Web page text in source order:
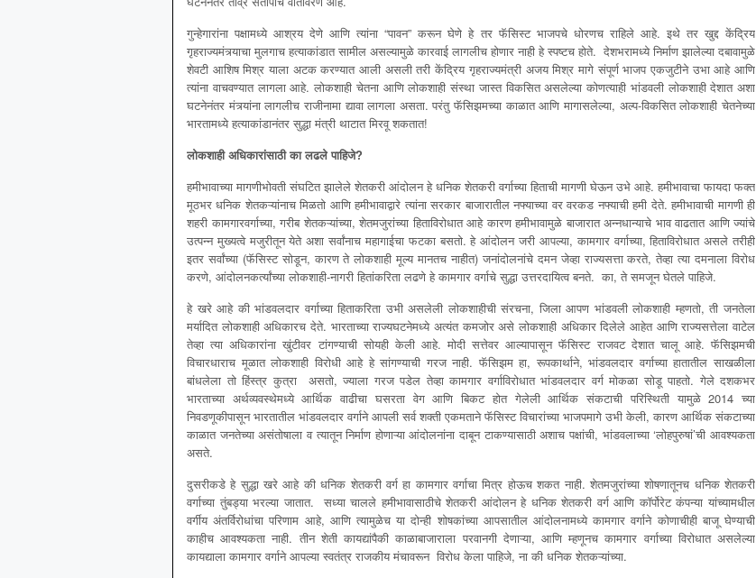
गुन्हेगारांना पक्षामध्ये आश्रय देणे आणि त्यांना “पावन” करून घेणे हे तर फॅसिस्ट भाजपचे धोरणच राहिले आहे. इथे तर खुद्द केंद्रिय
गृहराज्यमंत्र्याचा मुलगाच हत्याकांडात सामील असल्यामुळे कारवाई लागलीच होणार नाही हे स्पष्टच होते. देशभरामध्ये निर्माण झालेल्या दबावामुळे
शेवटी आशिष मिश्र याला अटक करण्यात आली असली तरी केंद्रिय गृहराज्यमंत्री अजय मिश्र मागे संपूर्ण भाजप एकजुटीने उभा आहे आणि
त्यांना वाचवण्यात लागला आहे. लोकशाही चेतना आणि लोकशाही संस्था जास्त विकसित असलेल्या कोणत्याही भांडवली लोकशाही देशात अशा
घटनेनंतर मंत्र्यांना लागलीच राजीनामा द्यावा लागला असता. परंतु फॅसिझमच्या काळात आणि मागासलेल्या, अल्प-विकसित लोकशाही चेतनेच्या
भारतामध्ये हत्याकांडानंतर सुद्धा मंत्री थाटात मिरवू शकतात!
लोकशाही अधिकारांसाठी का लढले पाहिजे?
हमीभावाच्या मागणीभोवती संघटित झालेले शेतकरी आंदोलन हे धनिक शेतकरी वर्गाच्या हिताची मागणी घेऊन उभे आहे. हमीभावाचा फायदा फक्त
मूठभर धनिक शेतकऱ्यांनाच मिळतो आणि हमीभावाद्वारे त्यांना सरकार बाजारातील नफ्याच्या वर वरकड नफ्याची हमी देते. हमीभावाची मागणी ही
शहरी कामगारवर्गाच्या, गरीब शेतकऱ्यांच्या, शेतमजुरांच्या हिताविरोधात आहे कारण हमीभावामुळे बाजारात अन्नधान्याचे भाव वाढतात आणि ज्यांचे
उत्पन्न मुख्यत्वे मजुरीतून येते अशा सर्वांनाच महागाईचा फटका बसतो. हे आंदोलन जरी आपल्या, कामगार वर्गाच्या, हिताविरोधात असले तरीही
इतर सर्वांच्या (फॅसिस्ट सोडून, कारण ते लोकशाही मूल्य मानतच नाहीत) जनांदोलनांचे दमन जेव्हा राज्यसत्ता करते, तेव्हा त्या दमनाला विरोध
करणे, आंदोलनकर्त्यांच्या लोकशाही-नागरी हितांकरिता लढणे हे कामगार वर्गाचे सुद्धा उत्तरदायित्व बनते. का, ते समजून घेतले पाहिजे.
हे खरे आहे की भांडवलदार वर्गाच्या हिताकरिता उभी असलेली लोकशाहीची संरचना, जिला आपण भांडवली लोकशाही म्हणतो, ती जनतेला
मर्यादित लोकशाही अधिकारच देते. भारताच्या राज्यघटनेमध्ये अत्यंत कमजोर असे लोकशाही अधिकार दिलेले आहेत आणि राज्यसत्तेला वाटेल
तेव्हा त्या अधिकारांना खुंटीवर टांगण्याची सोयही केली आहे. मोदी सत्तेवर आल्यापासून फॅसिस्ट राजवट देशात चालू आहे. फॅसिझमची
विचारधाराच मूळात लोकशाही विरोधी आहे हे सांगण्याची गरज नाही. फॅसिझम हा, रूपकार्थाने, भांडवलदार वर्गाच्या हातातील साखळीला
बांधलेला तो हिंस्त्र कुत्रा असतो, ज्याला गरज पडेल तेव्हा कामगार वर्गाविरोधात भांडवलदार वर्ग मोकळा सोडू पाहतो. गेले दशकभर
भारताच्या अर्थव्यवस्थेमध्ये आर्थिक वाढीचा घसरता वेग आणि बिकट होत गेलेली आर्थिक संकटाची परिस्थिती यामुळे 2014 च्या
निवडणूकीपासून भारतातील भांडवलदार वर्गाने आपली सर्व शक्ती एकमताने फॅसिस्ट विचारांच्या भाजपमागे उभी केली, कारण आर्थिक संकटाच्या
काळात जनतेच्या असंतोषाला व त्यातून निर्माण होणाऱ्या आंदोलनांना दाबून टाकण्यासाठी अशाच पक्षांची, भांडवलाच्या ‘लोहपुरुषां’ची आवश्यकता
असते.
दुसरीकडे हे सुद्धा खरे आहे की धनिक शेतकरी वर्ग हा कामगार वर्गाचा मित्र होऊच शकत नाही. शेतमजुरांच्या शोषणातूनच धनिक शेतकरी
वर्गाच्या तुंबड्या भरल्या जातात. सध्या चालले हमीभावासाठीचे शेतकरी आंदोलन हे धनिक शेतकरी वर्ग आणि कॉर्पोरेट कंपन्या यांच्यामधील
वर्गीय अंतर्विरोधांचा परिणाम आहे, आणि त्यामुळेच या दोन्ही शोषकांच्या आपसातील आंदोलनामध्ये कामगार वर्गाने कोणाचीही बाजू घेण्याची
काहीच आवश्यकता नाही. तीन शेती कायद्यांपैकी काळाबाजाराला परवानगी देणाऱ्या, आणि म्हणूनच कामगार वर्गाच्या विरोधात असलेल्या
कायद्याला कामगार वर्गाने आपल्या स्वतंत्र राजकीय मंचावरून विरोध केला पाहिजे, ना की धनिक शेतकऱ्यांच्या.